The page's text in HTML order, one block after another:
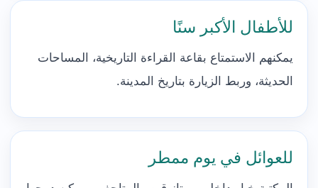
للأطفال الأكبر سنًا
يمكنهم الاستمتاع بقاعة القراءة التاريخية، المساحات
الحديثة، وربط الزيارة بتاريخ المدينة.
للعوائل في يوم ممطر